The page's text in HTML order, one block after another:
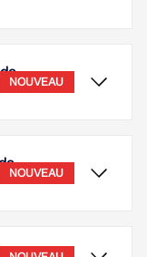
NOUVEAU
NOUVEAU